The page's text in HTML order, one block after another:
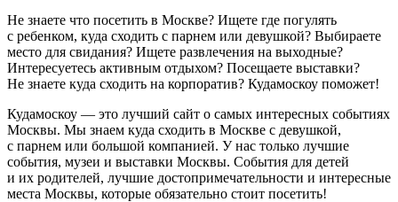
Не знаете что посетить в Москве? Ищете где погулять
с ребенком, куда сходить с парнем или девушкой? Выбираете
место для свидания? Ищете развлечения на выходные?
Интересуетесь активным отдыхом? Посещаете выставки?
Не знаете куда сходить на корпоратив? Кудамоскоу поможет!
Кудамоскоу — это лучший сайт о самых интересных событиях
Москвы. Мы знаем куда сходить в Москве с девушкой,
с парнем или большой компанией. У нас только лучшие
события, музеи и выставки Москвы. События для детей
и их родителей, лучшие достопримечательности и интересные
места Москвы, которые обязательно стоит посетить!